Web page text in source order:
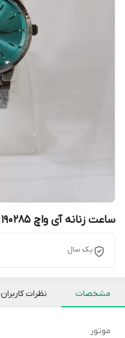
ساعت زنانه آی واچ 190285
یک سال
مشخصات نظرات کاربران
موتور